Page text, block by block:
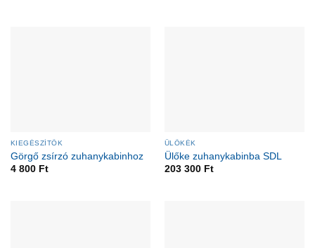
KIEGÉSZÍTŐK
Görgő zsírzó zuhanykabinhoz
4 800 Ft
ÜLŐKÉK
Ülőke zuhanykabinba SDL
203 300 Ft